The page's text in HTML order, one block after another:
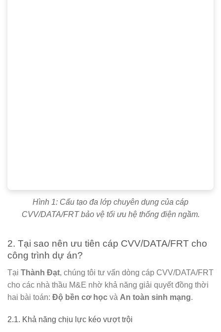
Hình 1: Cấu tạo đa lớp chuyên dụng của cáp
CVV/DATA/FRT bảo vệ tối ưu hệ thống điện ngầm.
2. Tại sao nên ưu tiên cáp CVV/DATA/FRT cho
công trình dự án?
Tại Thành Đạt, chúng tôi tư vấn dòng cáp CVV/DATA/FRT
cho các nhà thầu M&E nhờ khả năng giải quyết đồng thời
hai bài toán: Độ bền cơ học và An toàn sinh mạng.
2.1. Khả năng chịu lực kéo vượt trội